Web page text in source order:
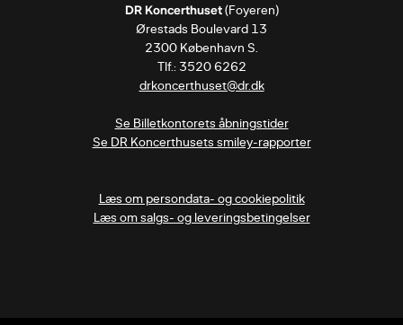
DR Koncerthuset (Foyeren)
Ørestads Boulevard 13
2300 København S.
drkoncerthuset@dr.dk
Se Billetkontorets åbningstider
Se DR Koncerthusets smiley-rapporter
Læs om persondata- og cookiepolitik
Læs om salgs- og leveringsbetingelser